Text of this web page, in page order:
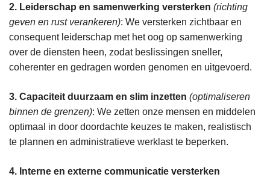
2. Leiderschap en samenwerking versterken (richting
geven en rust verankeren)​: ​We versterken zichtbaar en
consequent leiderschap met het oog op samenwerking
over de diensten heen, zodat beslissingen sneller,
coherenter en gedragen worden genomen en uitgevoerd.
3. Capaciteit duurzaam en slim inzetten (optimaliseren
binnen de grenzen)​: ​We zetten onze mensen en middelen
optimaal in door doordachte keuzes te maken, realistisch
te plannen en administratieve werklast te beperken.
4. Interne en externe communicatie versterken